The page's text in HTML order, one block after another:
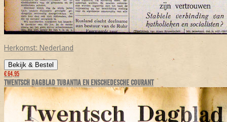
Herkomst: Nederland
Bekijk & Bestel
€ 64,95
TWENTSCH DAGBLAD TUBANTIA EN ENSCHEDESCHE COURANT